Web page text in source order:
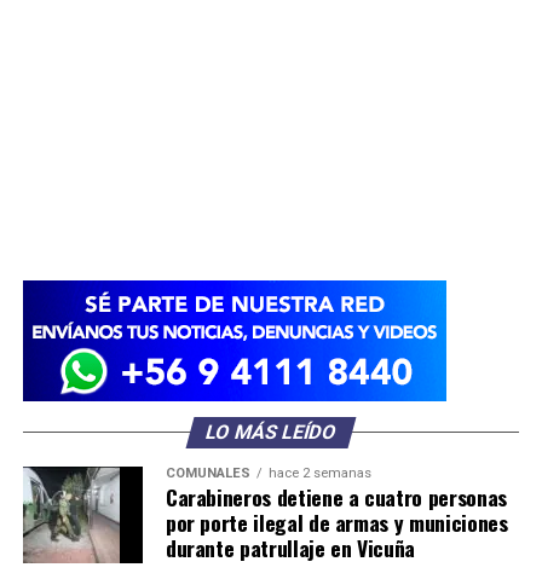
LO MÁS LEÍDO
COMUNALES hace 2 semanas
Carabineros detiene a cuatro personas
por porte ilegal de armas y municiones
durante patrullaje en Vicuña